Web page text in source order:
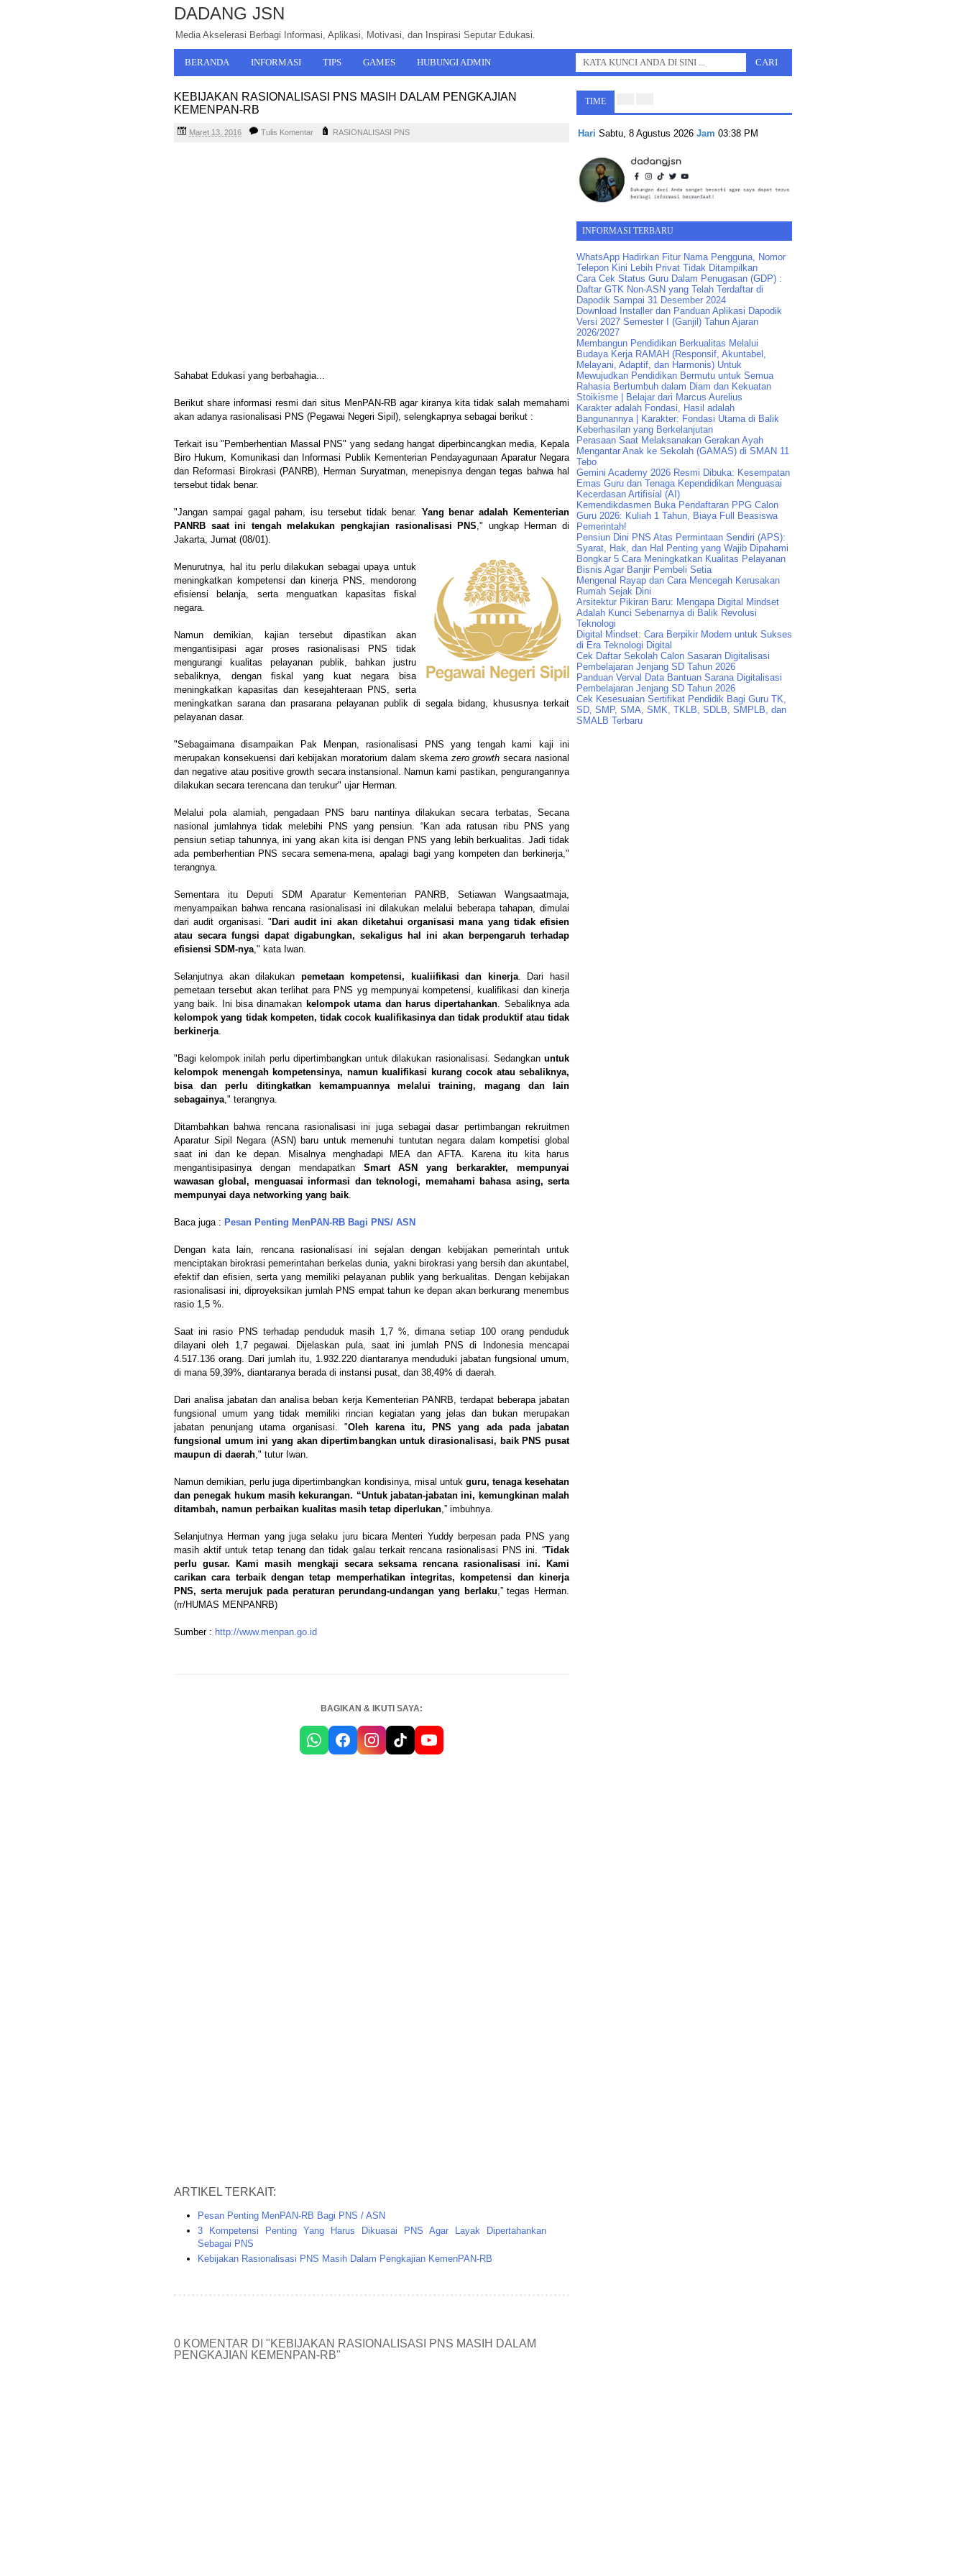
DADANG JSN
Media Akselerasi Berbagi Informasi, Aplikasi, Motivasi, dan Inspirasi Seputar Edukasi.
BERANDA INFORMASI TIPS GAMES HUBUNGI ADMIN
KEBIJAKAN RASIONALISASI PNS MASIH DALAM PENGKAJIAN
KEMENPAN-RB
Maret 13, 2016 Tulis Komentar RASIONALISASI PNS
Sahabat Edukasi yang berbahagia...
Berikut share informasi resmi dari situs MenPAN-RB agar kiranya kita tidak salah memahami
akan adanya rasionalisasi PNS (Pegawai Negeri Sipil), selengkapnya sebagai berikut :
Terkait isu "Pemberhentian Massal PNS" yang sedang hangat diperbincangkan media, Kepala
Biro Hukum, Komunikasi dan Informasi Publik Kementerian Pendayagunaan Aparatur Negara
dan Reformasi Birokrasi (PANRB), Herman Suryatman, menepisnya dengan tegas bahwa hal
tersebut tidak benar.
"Jangan sampai gagal paham, isu tersebut tidak benar. Yang benar adalah Kementerian
PANRB saat ini tengah melakukan pengkajian rasionalisasi PNS," ungkap Herman di
Jakarta, Jumat (08/01).
Menurutnya, hal itu perlu dilakukan sebagai upaya untuk
meningkatkan kompetensi dan kinerja PNS, mendorong
efisiensi belanja, serta menguatkan kapasitas fiskal
negara.
Namun demikian, kajian tersebut dipastikan akan
mengantisipasi agar proses rasionalisasi PNS tidak
mengurangi kualitas pelayanan publik, bahkan justru
sebaliknya, dengan fiskal yang kuat negara bisa
meningkatkan kapasitas dan kesejahteraan PNS, serta
meningkatkan sarana dan prasarana pelayanan publik di segala bidang, khususnya terkait
pelayanan dasar.
"Sebagaimana disampaikan Pak Menpan, rasionalisasi PNS yang tengah kami kaji ini
merupakan konsekuensi dari kebijakan moratorium dalam skema zero growth secara nasional
dan negative atau positive growth secara instansional. Namun kami pastikan, pengurangannya
dilakukan secara terencana dan terukur" ujar Herman.
Melalui pola alamiah, pengadaan PNS baru nantinya dilakukan secara terbatas, Secana
nasional jumlahnya tidak melebihi PNS yang pensiun. “Kan ada ratusan ribu PNS yang
pensiun setiap tahunnya, ini yang akan kita isi dengan PNS yang lebih berkualitas. Jadi tidak
ada pemberhentian PNS secara semena-mena, apalagi bagi yang kompeten dan berkinerja,"
terangnya.
Sementara itu Deputi SDM Aparatur Kementerian PANRB, Setiawan Wangsaatmaja,
menyampaikan bahwa rencana rasionalisasi ini dilakukan melalui beberapa tahapan, dimulai
dari audit organisasi. " Dari audit ini akan diketahui organisasi mana yang tidak efisien
atau secara fungsi dapat digabungkan, sekaligus hal ini akan berpengaruh terhadap
efisiensi SDM-nya," kata Iwan.
Selanjutnya akan dilakukan pemetaan kompetensi, kualiifikasi dan kinerja. Dari hasil
pemetaan tersebut akan terlihat para PNS yg mempunyai kompetensi, kualifikasi dan kinerja
yang baik. Ini bisa dinamakan kelompok utama dan harus dipertahankan. Sebaliknya ada
kelompok yang tidak kompeten, tidak cocok kualifikasinya dan tidak produktif atau tidak
berkinerja.
"Bagi kelompok inilah perlu dipertimbangkan untuk dilakukan rasionalisasi. Sedangkan untuk
kelompok menengah kompetensinya, namun kualifikasi kurang cocok atau sebaliknya,
bisa dan perlu ditingkatkan kemampuannya melalui training, magang dan lain
sebagainya," terangnya.
Ditambahkan bahwa rencana rasionalisasi ini juga sebagai dasar pertimbangan rekruitmen
Aparatur Sipil Negara (ASN) baru untuk memenuhi tuntutan negara dalam kompetisi global
saat ini dan ke depan. Misalnya menghadapi MEA dan AFTA. Karena itu kita harus
mengantisipasinya dengan mendapatkan Smart ASN yang berkarakter, mempunyai
wawasan global, menguasai informasi dan teknologi, memahami bahasa asing, serta
mempunyai daya networking yang baik.
Baca juga : Pesan Penting MenPAN-RB Bagi PNS/ ASN
Dengan kata lain, rencana rasionalisasi ini sejalan dengan kebijakan pemerintah untuk
menciptakan birokrasi pemerintahan berkelas dunia, yakni birokrasi yang bersih dan akuntabel,
efektif dan efisien, serta yang memiliki pelayanan publik yang berkualitas. Dengan kebijakan
rasionalisasi ini, diproyeksikan jumlah PNS empat tahun ke depan akan berkurang menembus
rasio 1,5 %.
Saat ini rasio PNS terhadap penduduk masih 1,7 %, dimana setiap 100 orang penduduk
dilayani oleh 1,7 pegawai. Dijelaskan pula, saat ini jumlah PNS di Indonesia mencapai
4.517.136 orang. Dari jumlah itu, 1.932.220 diantaranya menduduki jabatan fungsional umum,
di mana 59,39%, diantaranya berada di instansi pusat, dan 38,49% di daerah.
Dari analisa jabatan dan analisa beban kerja Kementerian PANRB, terdapat beberapa jabatan
fungsional umum yang tidak memiliki rincian kegiatan yang jelas dan bukan merupakan
jabatan penunjang utama organisasi. "Oleh karena itu, PNS yang ada pada jabatan
fungsional umum ini yang akan dipertimbangkan untuk dirasionalisasi, baik PNS pusat
maupun di daerah," tutur Iwan.
Namun demikian, perlu juga dipertimbangkan kondisinya, misal untuk guru, tenaga kesehatan
dan penegak hukum masih kekurangan. “Untuk jabatan-jabatan ini, kemungkinan malah
ditambah, namun perbaikan kualitas masih tetap diperlukan,” imbuhnya.
Selanjutnya Herman yang juga selaku juru bicara Menteri Yuddy berpesan pada PNS yang
masih aktif untuk tetap tenang dan tidak galau terkait rencana rasionalisasi PNS ini. “Tidak
perlu gusar. Kami masih mengkaji secara seksama rencana rasionalisasi ini. Kami
carikan cara terbaik dengan tetap memperhatikan integritas, kompetensi dan kinerja
PNS, serta merujuk pada peraturan perundang-undangan yang berlaku,” tegas Herman.
(rr/HUMAS MENPANRB)
Sumber : http://www.menpan.go.id
BAGIKAN & IKUTI SAYA:
ARTIKEL TERKAIT:
Pesan Penting MenPAN-RB Bagi PNS / ASN
3 Kompetensi Penting Yang Harus Dikuasai PNS Agar Layak Dipertahankan
Sebagai PNS
Kebijakan Rasionalisasi PNS Masih Dalam Pengkajian KemenPAN-RB
0 KOMENTAR DI "KEBIJAKAN RASIONALISASI PNS MASIH DALAM
PENGKAJIAN KEMENPAN-RB"
TIME
Hari Sabtu, 8 Agustus 2026 Jam 03:38 PM
INFORMASI TERBARU
WhatsApp Hadirkan Fitur Nama Pengguna, Nomor
Telepon Kini Lebih Privat Tidak Ditampilkan
Cara Cek Status Guru Dalam Penugasan (GDP) :
Daftar GTK Non-ASN yang Telah Terdaftar di
Dapodik Sampai 31 Desember 2024
Download Installer dan Panduan Aplikasi Dapodik
Versi 2027 Semester I (Ganjil) Tahun Ajaran
2026/2027
Membangun Pendidikan Berkualitas Melalui
Budaya Kerja RAMAH (Responsif, Akuntabel,
Melayani, Adaptif, dan Harmonis) Untuk
Mewujudkan Pendidikan Bermutu untuk Semua
Rahasia Bertumbuh dalam Diam dan Kekuatan
Stoikisme | Belajar dari Marcus Aurelius
Karakter adalah Fondasi, Hasil adalah
Bangunannya | Karakter: Fondasi Utama di Balik
Keberhasilan yang Berkelanjutan
Perasaan Saat Melaksanakan Gerakan Ayah
Mengantar Anak ke Sekolah (GAMAS) di SMAN 11
Tebo
Gemini Academy 2026 Resmi Dibuka: Kesempatan
Emas Guru dan Tenaga Kependidikan Menguasai
Kecerdasan Artifisial (AI)
Kemendikdasmen Buka Pendaftaran PPG Calon
Guru 2026: Kuliah 1 Tahun, Biaya Full Beasiswa
Pemerintah!
Pensiun Dini PNS Atas Permintaan Sendiri (APS):
Syarat, Hak, dan Hal Penting yang Wajib Dipahami
Bongkar 5 Cara Meningkatkan Kualitas Pelayanan
Bisnis Agar Banjir Pembeli Setia
Mengenal Rayap dan Cara Mencegah Kerusakan
Rumah Sejak Dini
Arsitektur Pikiran Baru: Mengapa Digital Mindset
Adalah Kunci Sebenarnya di Balik Revolusi
Teknologi
Digital Mindset: Cara Berpikir Modern untuk Sukses
di Era Teknologi Digital
Cek Daftar Sekolah Calon Sasaran Digitalisasi
Pembelajaran Jenjang SD Tahun 2026
Panduan Verval Data Bantuan Sarana Digitalisasi
Pembelajaran Jenjang SD Tahun 2026
Cek Kesesuaian Sertifikat Pendidik Bagi Guru TK,
SD, SMP, SMA, SMK, TKLB, SDLB, SMPLB, dan
SMALB Terbaru